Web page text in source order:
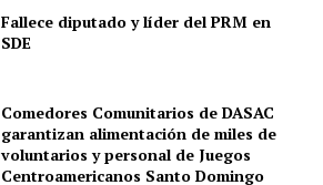
Fallece diputado y líder del PRM en
SDE
Comedores Comunitarios de DASAC
garantizan alimentación de miles de
voluntarios y personal de Juegos
Centroamericanos Santo Domingo